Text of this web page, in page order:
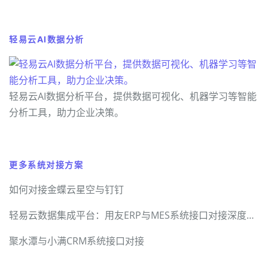
轻易云AI数据分析
轻易云AI数据分析平台，提供数据可视化、机器学习等智能
分析工具，助力企业决策。
更多系统对接方案
如何对接金蝶云星空与钉钉
轻易云数据集成平台：用友ERP与MES系统接口对接深度解决方案
聚水潭与小满CRM系统接口对接